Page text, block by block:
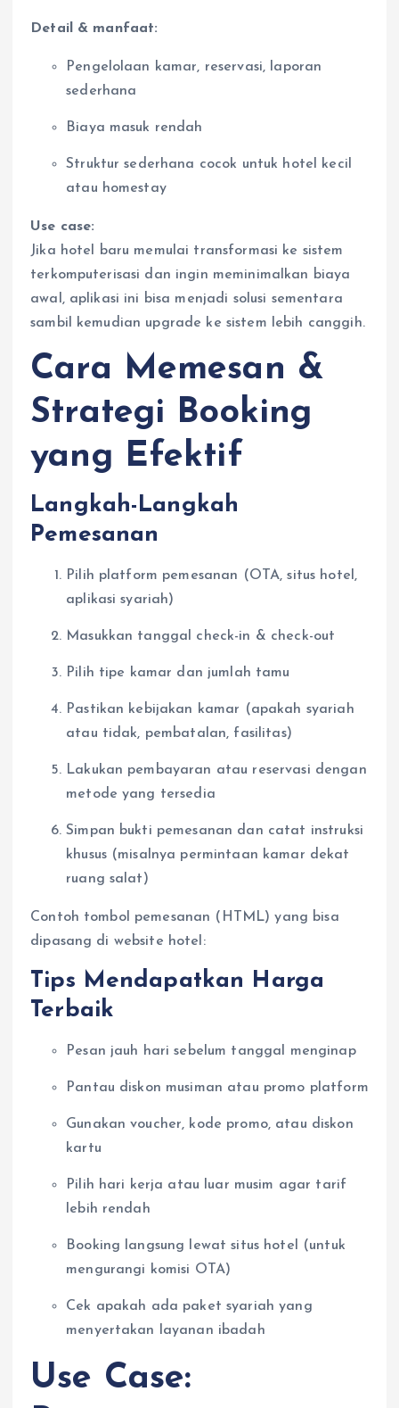
Detail & manfaat:
Pengelolaan kamar, reservasi, laporan
sederhana
Biaya masuk rendah
Struktur sederhana cocok untuk hotel kecil
atau homestay
Use case:
Jika hotel baru memulai transformasi ke sistem
terkomputerisasi dan ingin meminimalkan biaya
awal, aplikasi ini bisa menjadi solusi sementara
sambil kemudian upgrade ke sistem lebih canggih.
Cara Memesan &
Strategi Booking
yang Efektif
Langkah-Langkah
Pemesanan
Pilih platform pemesanan (OTA, situs hotel,
aplikasi syariah)
Masukkan tanggal check-in & check-out
Pilih tipe kamar dan jumlah tamu
Pastikan kebijakan kamar (apakah syariah
atau tidak, pembatalan, fasilitas)
Lakukan pembayaran atau reservasi dengan
metode yang tersedia
Simpan bukti pemesanan dan catat instruksi
khusus (misalnya permintaan kamar dekat
ruang salat)
Contoh tombol pemesanan (HTML) yang bisa
dipasang di website hotel:
Tips Mendapatkan Harga
Terbaik
Pesan jauh hari sebelum tanggal menginap
Pantau diskon musiman atau promo platform
Gunakan voucher, kode promo, atau diskon
kartu
Pilih hari kerja atau luar musim agar tarif
lebih rendah
Booking langsung lewat situs hotel (untuk
mengurangi komisi OTA)
Cek apakah ada paket syariah yang
menyertakan layanan ibadah
Use Case: